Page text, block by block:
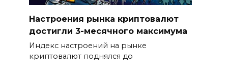
Настроения рынка криптовалют
достигли 3-месячного максимума
Индекс настроений на рынке
криптовалют поднялся до